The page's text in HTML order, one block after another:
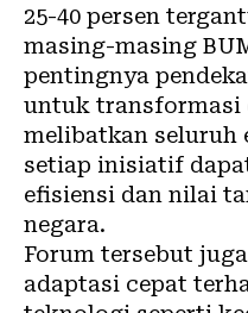
25-40 persen
masing-masing
pentingnya
untuk transformasi
melibatkan seluruh
setiap inisiatif
efisiensi dan nilai
negara.
Forum tersebut
adaptasi cepat